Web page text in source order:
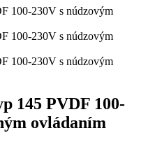
145 PVDF 100-
ovládaním